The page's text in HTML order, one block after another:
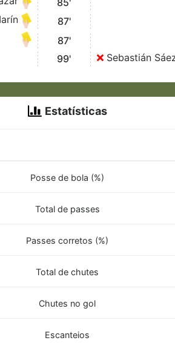
87'
87'
99'
Sebastián
Estatísticas
Posse de bola (%)
Total de passes
Passes corretos (%)
Total de chutes
Chutes no gol
Escanteios